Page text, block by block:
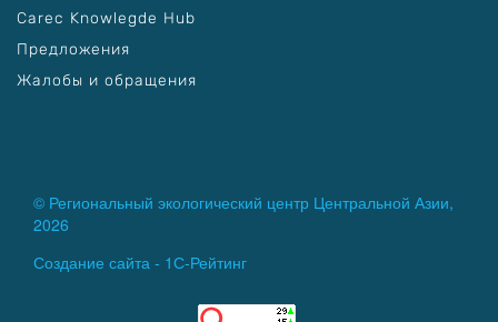
Carec Knowlegde Hub
Предложения
Жалобы и обращения
© Региональный экологический центр Центральной Азии,
2026
Создание сайта - 1С-Рейтинг